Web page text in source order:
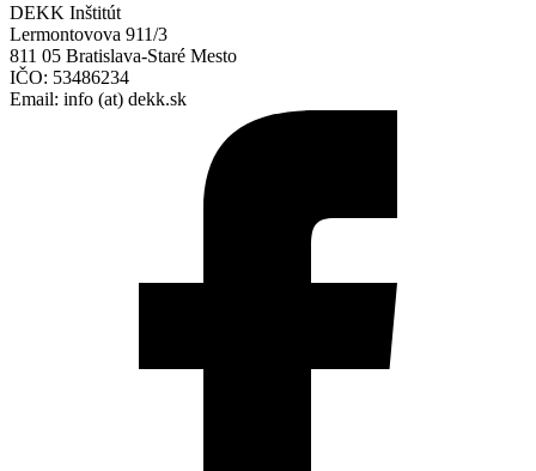
DEKK Inštitút
Lermontovova 911/3
811 05 Bratislava-Staré Mesto
IČO: 53486234
Email: info (at) dekk.sk